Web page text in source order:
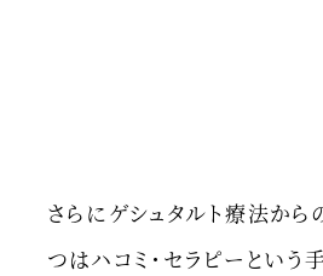
さらにゲシュタルト療法から
つはハコミ・セラピーという